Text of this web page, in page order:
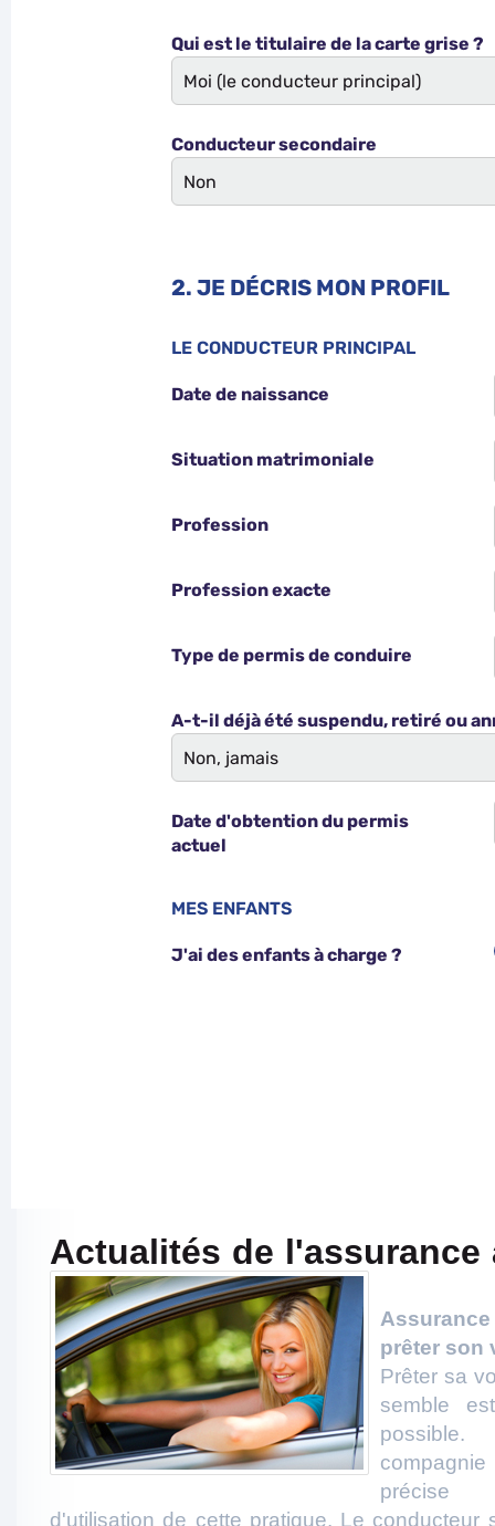
Actualités de l'assurance
prêter son
Prêter sa
semble
possible.
précise
d'utilisation de cette pratique. Le conducteur